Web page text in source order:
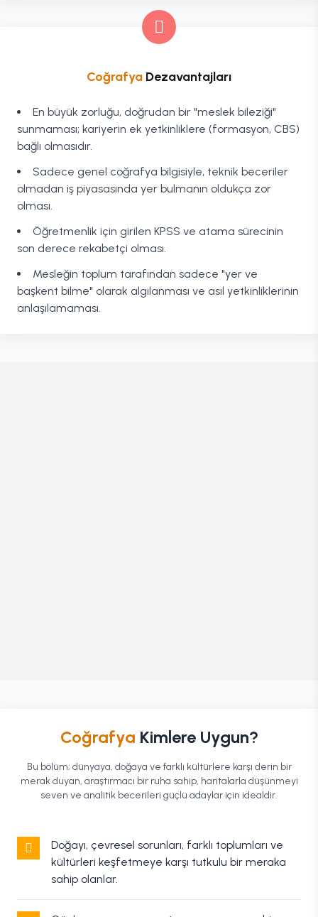
Coğrafya Dezavantajları
En büyük zorluğu, doğrudan bir "meslek bileziği"
sunmaması; kariyerin ek yetkinliklere (formasyon, CBS)
bağlı olmasıdır.
Sadece genel coğrafya bilgisiyle, teknik beceriler
olmadan iş piyasasında yer bulmanın oldukça zor
olması.
Öğretmenlik için girilen KPSS ve atama sürecinin
son derece rekabetçi olması.
Mesleğin toplum tarafından sadece "yer ve
başkent bilme" olarak algılanması ve asıl yetkinliklerinin
anlaşılamaması.
Coğrafya Kimlere Uygun?
Bu bölüm; dünyaya, doğaya ve farklı kültürlere karşı derin bir
merak duyan, araştırmacı bir ruha sahip, haritalarla düşünmeyi
seven ve analitik becerileri güçlü adaylar için idealdir.
Doğayı, çevresel sorunları, farklı toplumları ve
kültürleri keşfetmeye karşı tutkulu bir meraka
sahip olanlar.